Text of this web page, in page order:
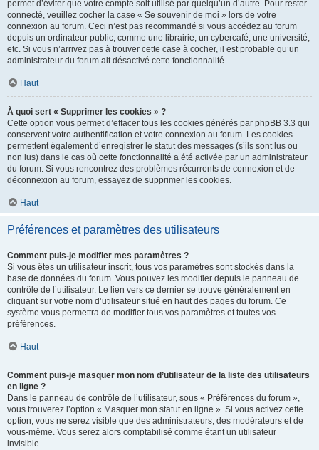
permet d’éviter que votre compte soit utilisé par quelqu’un d’autre. Pour rester
connecté, veuillez cocher la case « Se souvenir de moi » lors de votre
connexion au forum. Ceci n’est pas recommandé si vous accédez au forum
depuis un ordinateur public, comme une librairie, un cybercafé, une université,
etc. Si vous n’arrivez pas à trouver cette case à cocher, il est probable qu’un
administrateur du forum ait désactivé cette fonctionnalité.
Haut
À quoi sert « Supprimer les cookies » ?
Cette option vous permet d’effacer tous les cookies générés par phpBB 3.3 qui
conservent votre authentification et votre connexion au forum. Les cookies
permettent également d’enregistrer le statut des messages (s’ils sont lus ou
non lus) dans le cas où cette fonctionnalité a été activée par un administrateur
du forum. Si vous rencontrez des problèmes récurrents de connexion et de
déconnexion au forum, essayez de supprimer les cookies.
Haut
Préférences et paramètres des utilisateurs
Comment puis-je modifier mes paramètres ?
Si vous êtes un utilisateur inscrit, tous vos paramètres sont stockés dans la
base de données du forum. Vous pouvez les modifier depuis le panneau de
contrôle de l’utilisateur. Le lien vers ce dernier se trouve généralement en
cliquant sur votre nom d’utilisateur situé en haut des pages du forum. Ce
système vous permettra de modifier tous vos paramètres et toutes vos
préférences.
Haut
Comment puis-je masquer mon nom d’utilisateur de la liste des utilisateurs
en ligne ?
Dans le panneau de contrôle de l’utilisateur, sous « Préférences du forum »,
vous trouverez l’option « Masquer mon statut en ligne ». Si vous activez cette
option, vous ne serez visible que des administrateurs, des modérateurs et de
vous-même. Vous serez alors comptabilisé comme étant un utilisateur
invisible.